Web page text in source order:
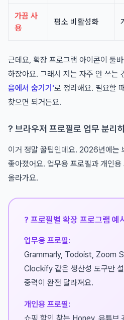
가끔 사
용
평소 비활성화
근데요, 확장 프로그램 아이콘이 툴
하잖아요. 그래서 저는 자주 안 쓰는
음에서 숨기기'로 정리해요. 필요할
찾으면 되거든요.
? 브라우저 프로필로 업무 분리
이거 정말 꿀팁인데요. 2026년에는
좋아졌어요. 업무용 프로필과 개인
올라가요.
? 프로필별 확장 프로그램 예시
업무용 프로필:
Grammarly, Todoist, Zoom
Clockify 같은 생산성 도구만
중력이 완전 달라져요.
개인용 프로필: